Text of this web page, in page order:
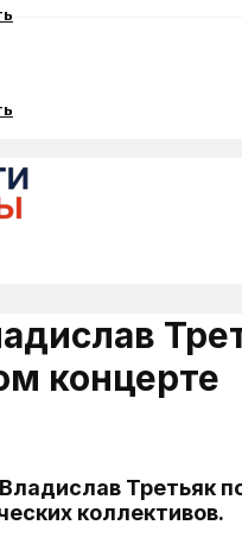
концерте
Третьяк
коллективов.